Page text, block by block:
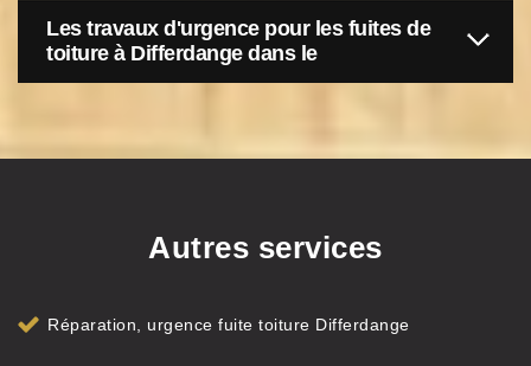
Les travaux d'urgence pour les fuites de
toiture à Differdange dans le
Autres services
Réparation, urgence fuite toiture Differdange